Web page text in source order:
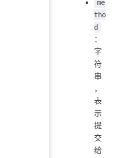
me
tho
d
：
字
符
串
，
表
示
提
交
给